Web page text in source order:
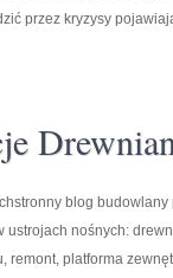
przez kryzysy
blog
ustrojach nośnych:
remont, platforma